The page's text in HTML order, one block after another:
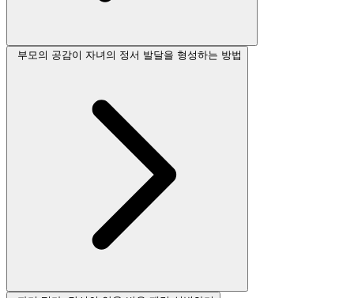
부모의 공감이 자녀의 정서 발달을 형성하는 방법